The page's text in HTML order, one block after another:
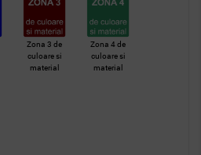
Zona 3 de
culoare si
material
Zona 4 de
culoare si
material